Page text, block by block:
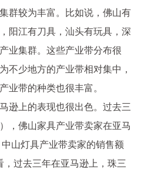
群较为丰富。比如说，佛山有
阳江有刀具，汕头有玩具，深
业集群。这些产业带分布很
不少地方的产业带相对集中，
业带的种类也很丰富。
逊上的表现也很出色。过去三
，佛山家具产业带卖家在亚马
山灯具产业带卖家的销售额
过去三年在亚马逊上，珠三